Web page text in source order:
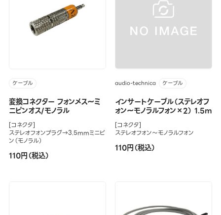
ケーブル
変換コネクター フォンメス～ミ
ニピンオス/モノラル
[コネクタ]
ステレオフォンプラグ→3.5mmミニピ
ン（モノラル）
110円（税込）
audio-technica ケーブル
インサートケーブル（ステレオフ
ォン～モノラルフォン×2） 1.5m
[コネクタ]
ステレオフォン～モノラルフォン
110円（税込）